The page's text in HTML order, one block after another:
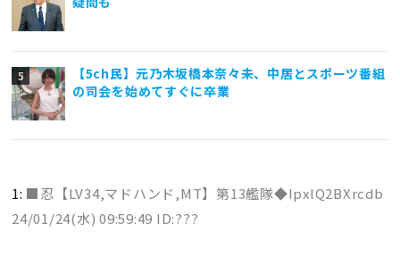
【5ch民】元乃木坂橋本奈々未、中居とスポーツ番組
の司会を始めてすぐに卒業
1: ■忍【LV34,マドハンド,MT】第13艦隊◆IpxlQ2BXrcdb
24/01/24(水) 09:59:49 ID:???